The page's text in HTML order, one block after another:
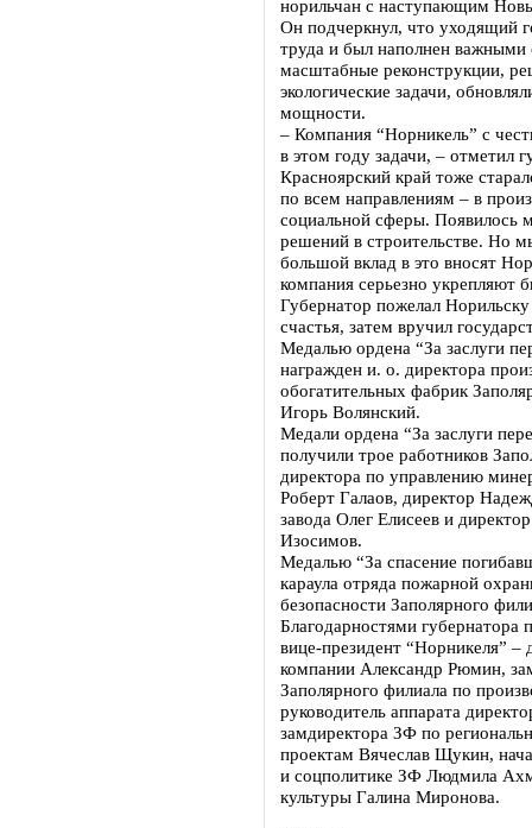
норильчан с наступающим
Он подчеркнул, что уходящий
труда и был наполнен
масштабные реконструкции,
экологические задачи,
мощности.
– Компания “Норникель” с
в этом году задачи, – отметил
Красноярский край тоже
по всем направлениям – в
социальной сферы. Появилось
решений в строительстве. Но
большой вклад в это вносят
компания серьезно укрепляют
Губернатор пожелал
счастья, затем вручил
Медалью ордена “За заслуги
награжден и. о. директора
обогатительных фабрик
Игорь Волянский.
Медали ордена “За заслуги
получили трое работников
директора по управлению
Роберт Галаов, директор
завода Олег Елисеев и
Изосимов.
Медалью “За спасение
караула отряда пожарной
безопасности Заполярного
Благодарностями
вице-президент “Норникеля” –
компании Александр Рюмин,
Заполярного филиала по
руководитель аппарата
замдиректора ЗФ по
проектам Вячеслав Щукин,
и соцполитике ЗФ Людмила
культуры Галина Миронова.